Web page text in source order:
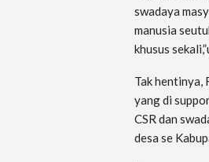
swadaya
manusia
khusus
Tak hentinya,
yang di
CSR dan
desa se